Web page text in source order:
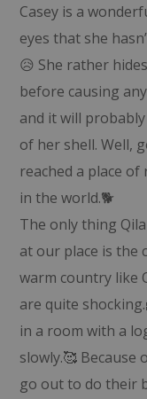
Casey is a
eyes that she
😥 She rather
before causing
and it will
of her shell. Well,
reached a place
in the world.🐕
The only thing
at our place is the
warm country like
are quite
in a room with a
slowly.🥰
go out to do their